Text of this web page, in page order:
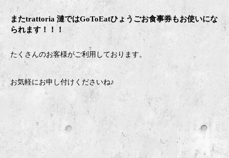
またtrattoria 漣ではGoToEatひょうごお食事券もお使いにな
られます！！！
たくさんのお客様がご利用しております。
お気軽にお申し付けくださいね♪